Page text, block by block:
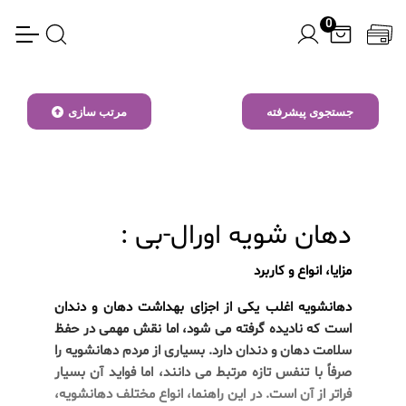
0
جستجوی پیشرفته مرتب سازی
دهان شویه اورال-بی :
مزایا، انواع و کاربرد
دهانشویه اغلب یکی از اجزای بهداشت دهان و دندان
است که نادیده گرفته می شود، اما نقش مهمی در حفظ
سلامت دهان و دندان دارد. بسیاری از مردم دهانشویه را
صرفاً با تنفس تازه مرتبط می دانند، اما فواید آن بسیار
فراتر از آن است. در این راهنما، انواع مختلف دهانشویه،